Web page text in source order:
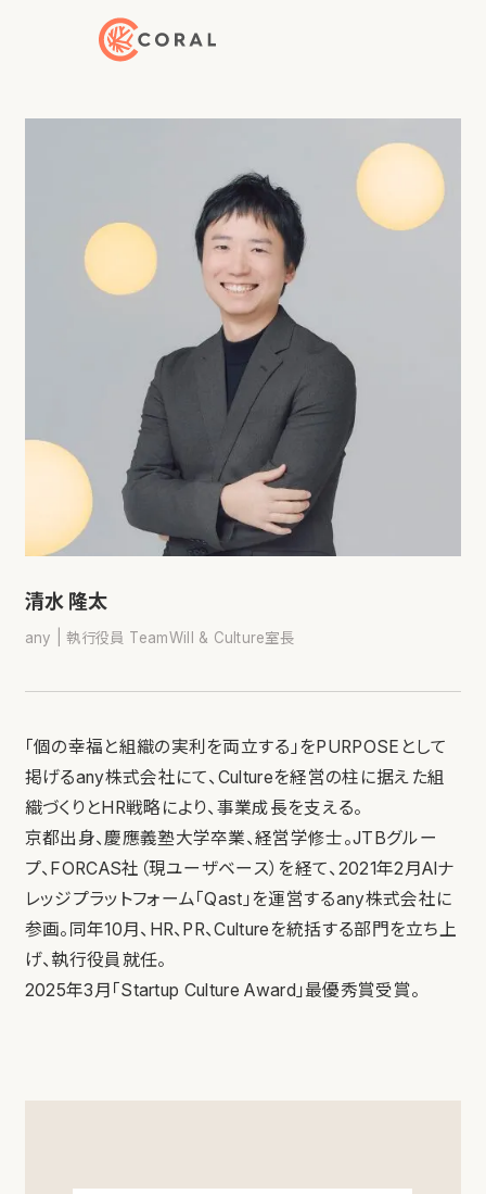
トップページへ戻る
清水 隆太
any | 執行役員 TeamWill & Culture室長
「個の幸福と組織の実利を両立する」をPURPOSEとして
掲げるany株式会社にて、Cultureを経営の柱に据えた組
織づくりとHR戦略により、事業成長を支える。
京都出身、慶應義塾大学卒業、経営学修士。JTBグルー
プ、FORCAS社（現ユーザベース）を経て、2021年2月AIナ
レッジプラットフォーム「Qast」を運営するany株式会社に
参画。同年10月、HR、PR、Cultureを統括する部門を立ち上
げ、執行役員就任。
2025年3月「Startup Culture Award」最優秀賞受賞。